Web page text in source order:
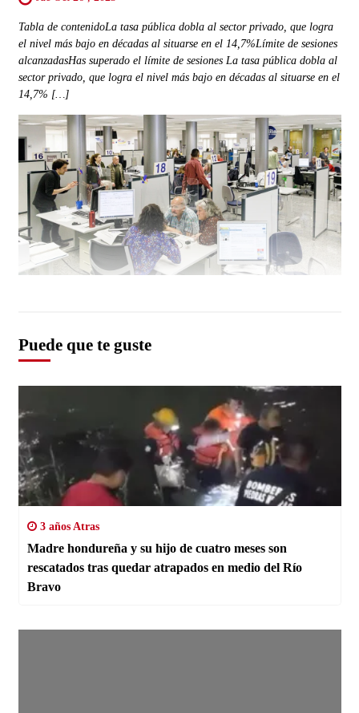
Tabla de contenidoLa tasa pública dobla al sector privado, que logra
el nivel más bajo en décadas al situarse en el 14,7%Límite de sesiones
alcanzadasHas superado el límite de sesiones La tasa pública dobla al
sector privado, que logra el nivel más bajo en décadas al situarse en el
14,7% […]
Puede que te guste
3 años Atras
Madre hondureña y su hijo de cuatro meses son
rescatados tras quedar atrapados en medio del Río
Bravo